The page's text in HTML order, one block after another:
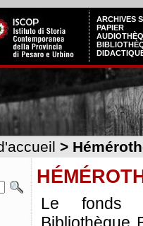
ARCHIVES
PAPIER
>
Le fonds